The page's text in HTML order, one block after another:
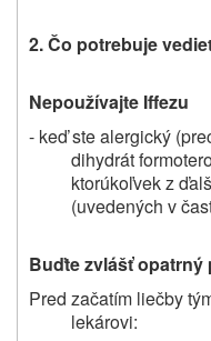
2.Čo potrebuje
Nepoužívajte Iffezu
- keď ste alergický
dihydrát
ktorúkoľvek z
(uvedených v
Buďte zvlášťopatrný
Pred začatím liečby
lekárovi: